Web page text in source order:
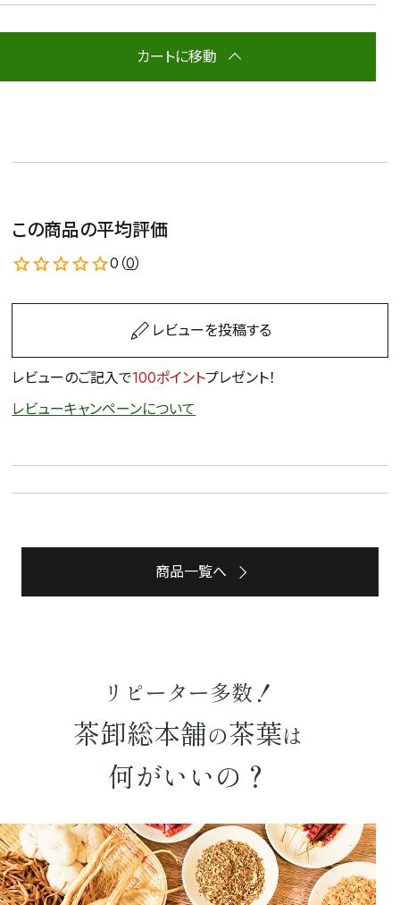
詳細検索
水出しお試しルイボスカモミール仙鶴草深蒸し茶業務用大容量
カートに移動
この商品の平均評価
0（0）
レビューを投稿する
レビューのご記入で100ポイントプレゼント！
レビューキャンペーンについて
商品一覧へ
リピーター多数！
茶卸総本舗の茶葉は
何がいいの？